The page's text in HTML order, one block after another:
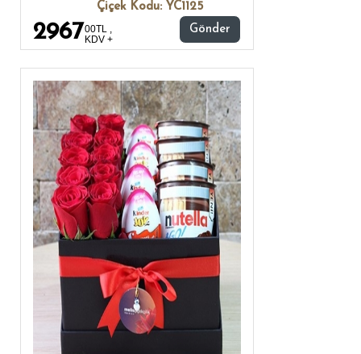
Çiçek Kodu: YC1125
296700TL ,
KDV +
Gönder